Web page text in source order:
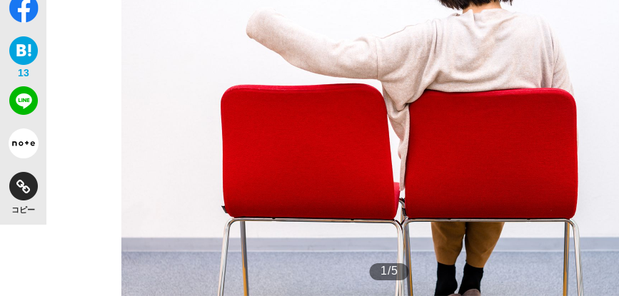
「クマが悪者扱いされているのが悲しい」『北の国から』倉本聰氏（91...
もっと見る
キングの誕生を、目撃せよ。
もっと見る
13
コピー
1/5